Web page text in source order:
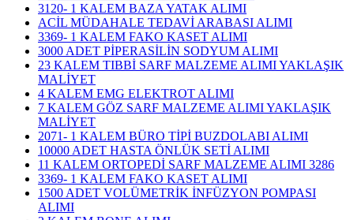
3120- 1 KALEM BAZA YATAK ALIMI
ACİL MÜDAHALE TEDAVİ ARABASI ALIMI
3369- 1 KALEM FAKO KASET ALIMI
3000 ADET PİPERASİLİN SODYUM ALIMI
23 KALEM TIBBİ SARF MALZEME ALIMI YAKLAŞIK
MALİYET
4 KALEM EMG ELEKTROT ALIMI
7 KALEM GÖZ SARF MALZEME ALIMI YAKLAŞIK
MALİYET
2071- 1 KALEM BÜRO TİPİ BUZDOLABI ALIMI
10000 ADET HASTA ÖNLÜK SETİ ALIMI
11 KALEM ORTOPEDİ SARF MALZEME ALIMI 3286
3369- 1 KALEM FAKO KASET ALIMI
1500 ADET VOLÜMETRİK İNFÜZYON POMPASI
ALIMI